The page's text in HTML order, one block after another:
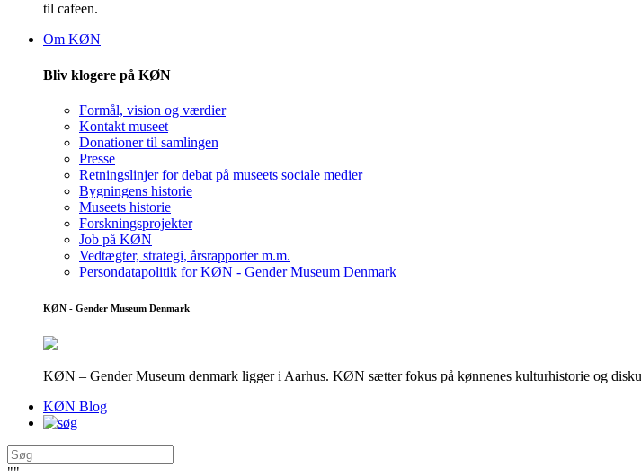
til cafeen.
Om KØN
Bliv klogere på KØN
Formål, vision og værdier
Kontakt museet
Donationer til samlingen
Presse
Retningslinjer for debat på museets sociale medier
Bygningens historie
Museets historie
Forskningsprojekter
Job på KØN
Vedtægter, strategi, årsrapporter m.m.
Persondatapolitik for KØN - Gender Museum Denmark
KØN - Gender Museum Denmark
KØN – Gender Museum denmark ligger i Aarhus. KØN sætter fokus på kønnenes kulturhistorie og
KØN Blog
""